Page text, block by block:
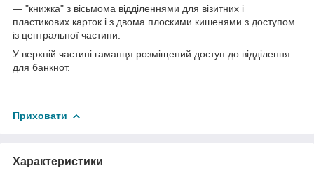
— "книжка" з вісьмома відділеннями для візитних і
пластикових карток і з двома плоскими кишенями з доступом
із центральної частини.
У верхній частині гаманця розміщений доступ до відділення
для банкнот.
Приховати
Характеристики